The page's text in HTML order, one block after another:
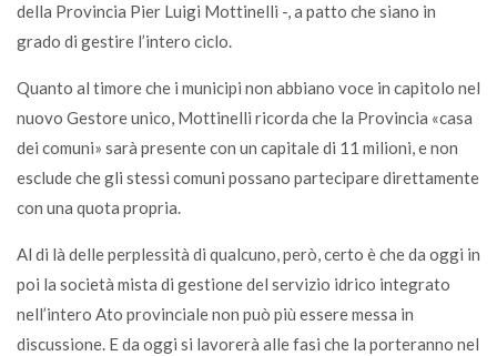
della Provincia Pier Luigi Mottinelli -, a patto che siano in
grado di gestire l’intero ciclo.
Quanto al timore che i municipi non abbiano voce in capitolo nel
nuovo Gestore unico, Mottinelli ricorda che la Provincia «casa
dei comuni» sarà presente con un capitale di 11 milioni, e non
esclude che gli stessi comuni possano partecipare direttamente
con una quota propria.
Al di là delle perplessità di qualcuno, però, certo è che da oggi in
poi la società mista di gestione del servizio idrico integrato
nell’intero Ato provinciale non può più essere messa in
discussione. E da oggi si lavorerà alle fasi che la porteranno nel